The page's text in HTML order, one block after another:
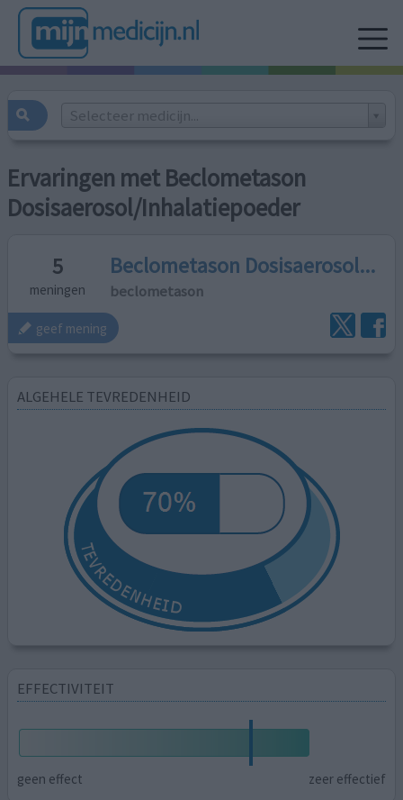
Selecteer medicijn...
Ervaringen met Beclometason
Dosisaerosol/Inhalatiepoeder
5
meningen
Beclometason Dosisaerosol...
beclometason
geef mening
ALGEHELE TEVREDENHEID
EFFECTIVITEIT
geen effect zeer effectief